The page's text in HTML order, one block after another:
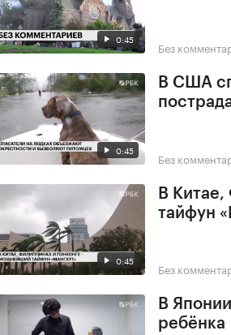
0:45 Без
0:45
В США
Без
0:45
В
тайфун
Без
В
ребёнка